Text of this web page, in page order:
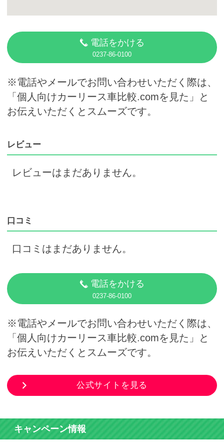
電話をかける
0237-86-0100
※電話やメールでお問い合わせいただく際は、
「個人向けカーリース車比較.comを見た」と
お伝えいただくとスムーズです。
レビュー
レビューはまだありません。
口コミ
口コミはまだありません。
電話をかける
0237-86-0100
※電話やメールでお問い合わせいただく際は、
「個人向けカーリース車比較.comを見た」と
お伝えいただくとスムーズです。
公式サイトを見る
キャンペーン情報